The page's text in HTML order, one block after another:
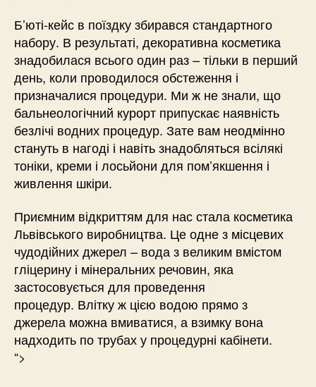
Б’юті-кейс в поїздку збирався стандартного
набору. В результаті, декоративна косметика
знадобилася всього один раз – тільки в перший
день, коли проводилося обстеження і
призначалися процедури. Ми ж не знали, що
бальнеологічний курорт припускає наявність
безлічі водних процедур. Зате вам неодмінно
стануть в нагоді і навіть знадобляться всілякі
тоніки, креми і лосьйони для пом’якшення і
живлення шкіри.
Приємним відкриттям для нас стала косметика
Львівського виробництва. Це одне з місцевих
чудодійних джерел – вода з великим вмістом
гліцерину і мінеральних речовин, яка
застосовується для проведення
процедур. Влітку ж цією водою прямо з
джерела можна вмиватися, а взимку вона
надходить по трубах у процедурні кабінети.
“>